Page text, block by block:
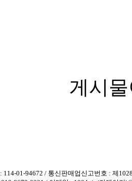
게시
01-94672 / 통신판매업신고번호 : 제